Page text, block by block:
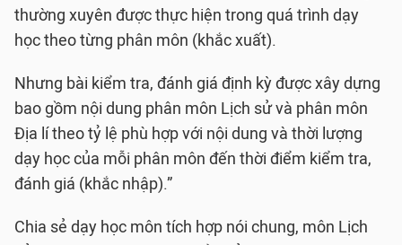
thường xuyên được thực hiện trong quá trình dạy
học theo từng phân môn (khắc xuất).
Nhưng bài kiểm tra, đánh giá định kỳ được xây dựng
bao gồm nội dung phân môn Lịch sử và phân môn
Địa lí theo tỷ lệ phù hợp với nội dung và thời lượng
dạy học của mỗi phân môn đến thời điểm kiểm tra,
đánh giá (khắc nhập).”
Chia sẻ dạy học môn tích hợp nói chung, môn Lịch